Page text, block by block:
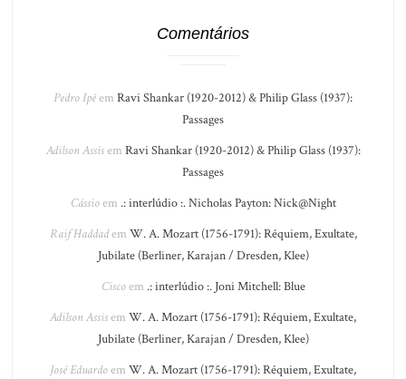
Comentários
Pedro Ipêem Ravi Shankar (1920-2012) & Philip Glass (1937):
Passages
Adilson Assisem Ravi Shankar (1920-2012) & Philip Glass (1937):
Passages
Cássioem .: interlúdio :. Nicholas Payton: Nick@Night
Raif Haddadem W. A. Mozart (1756-1791): Réquiem, Exultate,
Jubilate (Berliner, Karajan / Dresden, Klee)
Ciscoem .: interlúdio :. Joni Mitchell: Blue
Adilson Assisem W. A. Mozart (1756-1791): Réquiem, Exultate,
Jubilate (Berliner, Karajan / Dresden, Klee)
José Eduardoem W. A. Mozart (1756-1791): Réquiem, Exultate,